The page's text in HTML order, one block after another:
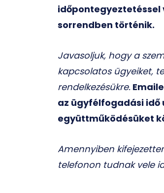
időpontegyeztetéssel
sorrendben történik.
Javasoljuk, hogy a
kapcsolatos ügyeiket,
rendelkezésükre.
az ügyfélfogadási idő
együttműködésüket
Amennyiben
telefonon tudnak vele